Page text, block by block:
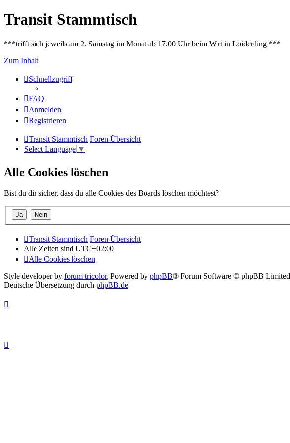
Transit Stammtisch
***trifft sich jeweils am 2. Samstag im Monat ab 17.00 Uhr beim Wirt in Loiderding ***
Zum Inhalt
Schnellzugriff
FAQ
Anmelden
Registrieren
Transit Stammtisch Foren-Übersicht
Select Language ▼
Alle Cookies löschen
Bist du dir sicher, dass du alle Cookies des Boards löschen möchtest?
Transit Stammtisch Foren-Übersicht
Alle Zeiten sind UTC+02:00
Alle Cookies löschen
Style developer by forum tricolor, Powered by phpBB® Forum Software © phpBB Limited
Deutsche Übersetzung durch phpBB.de